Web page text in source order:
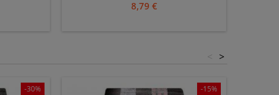
Beļģija
100% polipropilēna ▪ ražošanas valsts:
Beļģija
8,79 €
>
<
-30% -15%